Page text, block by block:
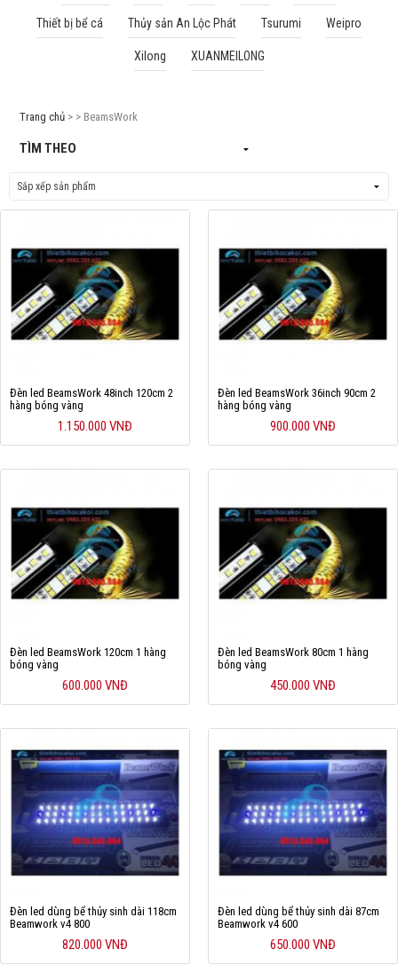
Thiết bị bể cá Thủy sản An Lộc Phát Tsurumi Weipro
Xilong XUANMEILONG
Trang chủ > > BeamsWork
TÌM THEO
Đèn led BeamsWork 48inch 120cm 2
hàng bóng vàng
1.150.000 VNĐ
Đèn led BeamsWork 36inch 90cm 2
hàng bóng vàng
900.000 VNĐ
Đèn led BeamsWork 120cm 1 hàng
bóng vàng
600.000 VNĐ
Đèn led BeamsWork 80cm 1 hàng
bóng vàng
450.000 VNĐ
Đèn led dùng bể thủy sinh dài 118cm
Beamwork v4 800
820.000 VNĐ
Đèn led dùng bể thủy sinh dài 87cm
Beamwork v4 600
650.000 VNĐ
Cá rồng & Phụ kiện
Bể thủy sinh & Phụ kiện
Dịch vụ
Kiến thức
Bán Buôn